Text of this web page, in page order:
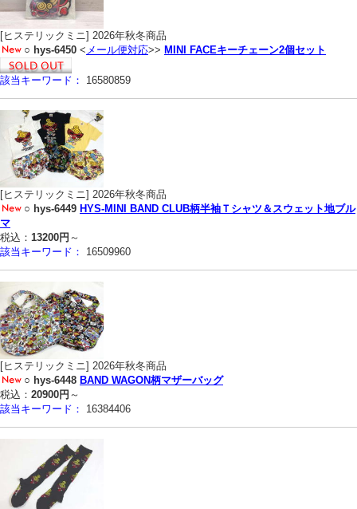
[ヒステリックミニ] 2026年秋冬商品
○ hys-6450 < メール便対応>> MINI FACEキーチェーン2個セット
該当キーワード： 16580859
[ヒステリックミニ] 2026年秋冬商品
○ hys-6449 HYS-MINI BAND CLUB柄半袖Ｔシャツ＆スウェット地ブル
マ
税込： 13200円 ～
該当キーワード：
16509960
[ヒステリックミニ] 2026年秋冬商品
○ hys-6448 BAND WAGON柄マザーバッグ
税込： 20900円 ～
該当キーワード：
16384406